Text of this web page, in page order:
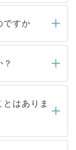
ですか
担当者がご
ルもしくは
ご連絡をせて
待ちくださ
ている求人の
ご覧いただ
公開求人は
公開してい
はありま
切ありませ